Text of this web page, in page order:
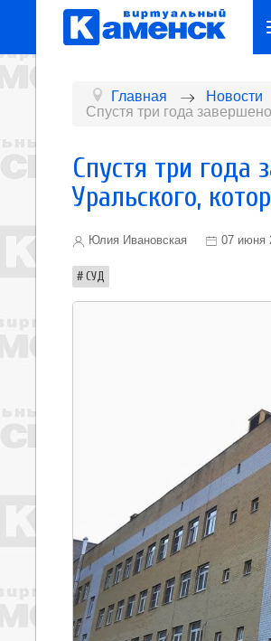
Главная Новости
Спустя три года
Спустя три года
Уральского,
Юлия Ивановская 07 июня
СУД